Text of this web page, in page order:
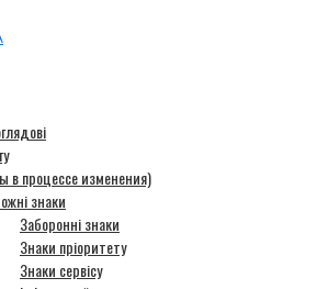
в процессе изменения)
знаки
Заборонні знаки
Знаки пріоритету
Знаки сервісу